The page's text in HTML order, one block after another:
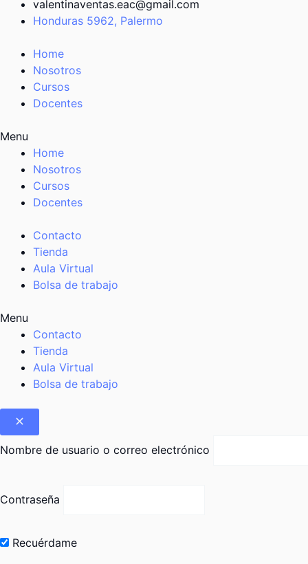
valentinaventas.eac@gmail.com
Honduras 5962, Palermo
Home
Nosotros
Cursos
Docentes
Menu
Home
Nosotros
Cursos
Docentes
Contacto
Tienda
Aula Virtual
Bolsa de trabajo
Menu
Contacto
Tienda
Aula Virtual
Bolsa de trabajo
Nombre de usuario o correo electrónico
Contraseña
Recuérdame